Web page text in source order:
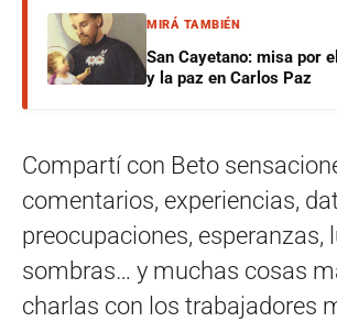
MIRÁ TAMBIÉN
San Cayetano: misa por
y la paz en Carlos Paz
Compartí con Beto
comentarios, experiencias,
preocupaciones, esperanzas,
sombras… y muchas cosas
charlas con los trabajadores